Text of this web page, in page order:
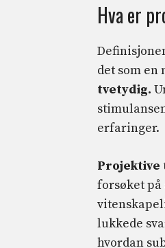
Hva er
det som en
tvetydig.
erfaringer.
Projektive
forsøket
lukkede
hvordan